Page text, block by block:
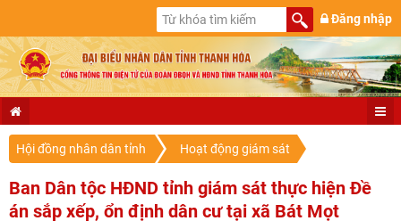
Đăng nhập
Hội đồng nhân dân tỉnh Hoạt động giám sát
Ban Dân tộc HĐND tỉnh giám sát thực hiện Đề
án sắp xếp, ổn định dân cư tại xã Bát Mọt